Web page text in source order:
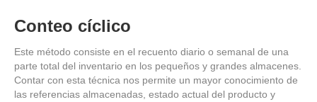
Conteo cíclico
Este método consiste en el recuento diario o semanal de una
parte total del inventario en los pequeños y grandes almacenes.
Contar con esta técnica nos permite un mayor conocimiento de
las referencias almacenadas, estado actual del producto y